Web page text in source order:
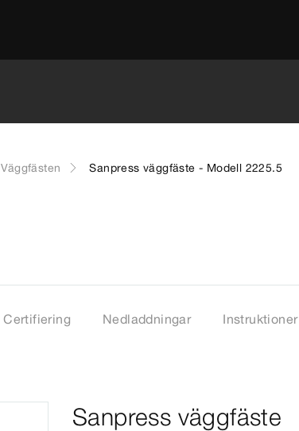
Väggfästen Sanpress väggfäste - Modell 2225.5
Certifiering Nedladdningar Instruktioner
Sanpress väggfäste